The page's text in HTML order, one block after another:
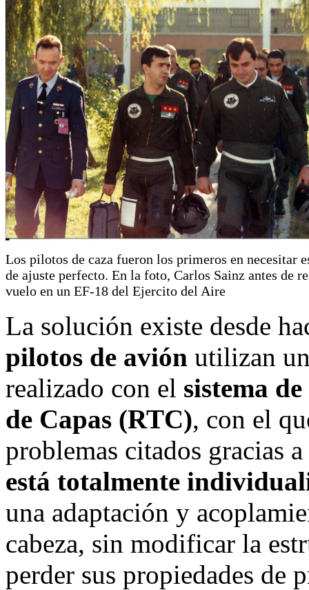
Los pilotos de caza fueron los primeros en necesitar
de ajuste perfecto. En la foto, Carlos Sainz antes de
vuelo en un EF-18 del Ejercito del Aire
La solución existe desde
pilotos de avión utilizan
realizado con el sistema
de Capas (RTC), con el
problemas citados gracias
está totalmente
una adaptación y
cabeza, sin modificar la
perder sus propiedades de